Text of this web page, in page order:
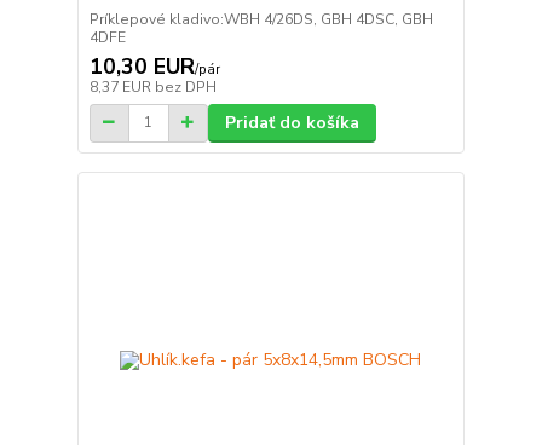
Príklepové kladivo:WBH 4/26DS, GBH 4DSC, GBH
4DFE
10,30 EUR/pár
8,37 EUR bez DPH
Pridať do košíka